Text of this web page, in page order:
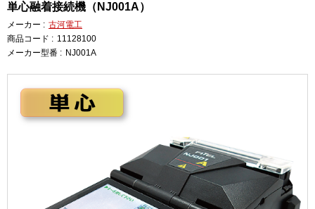
単心融着接続機（NJ001A）
メーカー : 古河電工
商品コード : 11128100
メーカー型番 : NJ001A